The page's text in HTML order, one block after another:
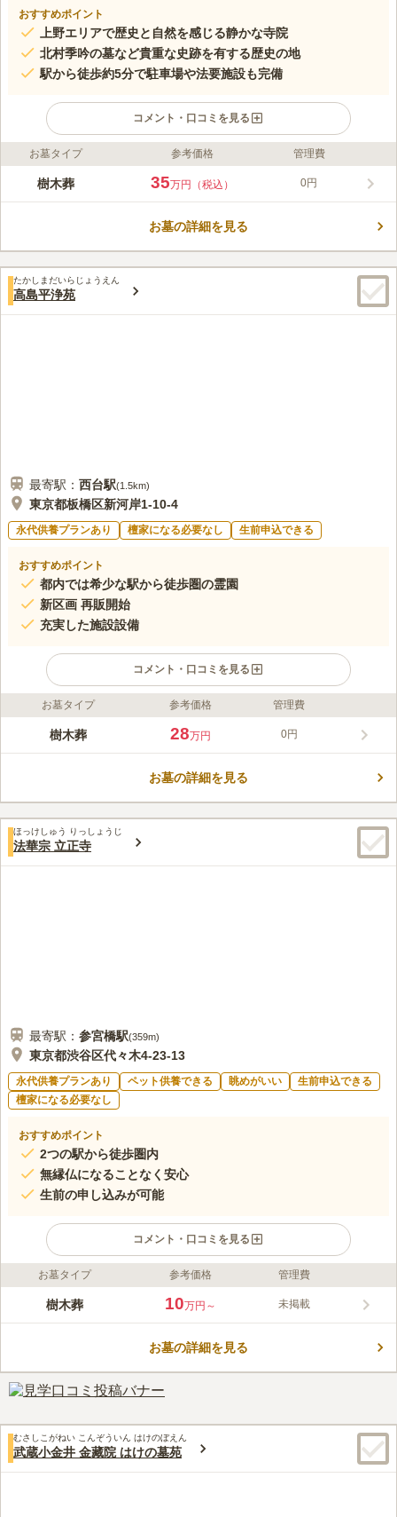
おすすめポイント
上野エリアで歴史と自然を感じる静かな寺院
北村季吟の墓など貴重な史跡を有する歴史の地
駅から徒歩約5分で駐車場や法要施設も完備
コメント・口コミを見る
ライフドット編集部のコメント
上野・入谷エリアに位置する正慶寺は、都会の喧騒を離れて心静
かに過ごせる曹洞宗の寺院です。境内には東京都指定史跡である
感じられます。最寄り駅から徒歩約5分、JR「上野駅」からも徒
穏やかな時間を過ごすことができるでしょう。
口コミ評価
この霊園はまだ誰からも評価されていません。
お墓タイプ 参考価格 管理費
樹木葬 35万円（税込） 0円
お墓の詳細を見る
たかしまだいらじょうえん
高島平浄苑
最寄駅： 西台駅(1.5km)
東京都板橋区新河岸1-10-4
永代供養プランあり 檀家になる必要なし 生前申込できる
おすすめポイント
都内では希少な駅から徒歩圏の霊園
新区画 再販開始
充実した施設設備
コメント・口コミを見る
ライフドット編集部のコメント
高島平浄苑は、都営三田線「西台駅」「高島平駅」から徒歩圏と
いう好立地の霊園です。 利用者の宗旨宗派を問わないので、ど
棟にはエレベータを完備し、駐車場には身障者用車両専用区画を
しているので、いつでも気軽にお参りができます。 新区画の樹
木葬「瑠璃」は、経営主体の興安寺が永代供養しており、お一人
様でも生前から申し込める新しい形の樹木葬です。
口コミ評価
みんなの評価
お墓には事務所もあって、お茶や冷たいお水もいただけるのでい
お墓タイプ 参考価格 管理費
樹木葬 28万円 0円
お墓の詳細を見る
ほっけしゅう りっしょうじ
法華宗 立正寺
最寄駅： 参宮橋駅(359m)
東京都渋谷区代々木4-23-13
永代供養プランあり ペット供養できる 眺めがいい
生前申込できる
檀家になる必要なし
おすすめポイント
2つの駅から徒歩圏内
無縁仏になることなく安心
生前の申し込みが可能
コメント・口コミを見る
ライフドット編集部のコメント
閑静な住宅街に位置する立正寺は、京都本能寺を本山としている
由緒あるお寺です。 施設内には法要施設や会食施設のほかに、
花やお線香を販売しているため、手ぶらでもお墓参りができ便利
車椅子の方やベービーカーの必要なお子様連れのごご家族の方も
安全にお参りすることができます。
口コミ評価
お墓タイプ 参考価格 管理費
樹木葬 10万円～ 未掲載
お墓の詳細を見る
むさしこがねい こんぞういん はけのぼえん
武蔵小金井 金藏院 はけの墓苑